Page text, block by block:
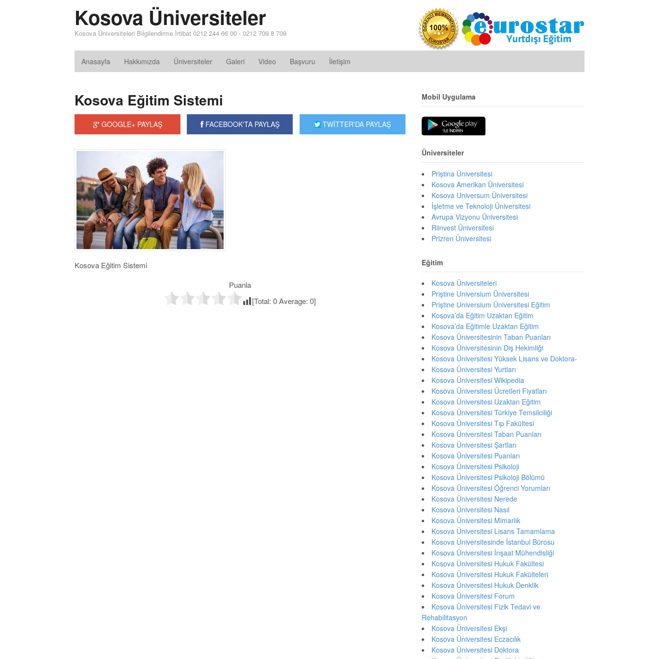
Kosova Üniversiteler
Kosova Üniversiteleri Bilgilendirme İrtibat 0212 244 66 00 - 0212 709 8 709
Anasayfa Hakkımızda Üniversiteler Galeri Video Başvuru İletişim
Kosova Eğitim Sistemi
GOOGLE+ PAYLAŞ FACEBOOK'TA PAYLAŞ TWİTTER'DA PAYLAŞ
Kosova Eğitim Sistemi
Puanla
[Total:0Average:0]
Mobil Uygulama
Üniversiteler
Priştina Üniversitesi
Kosova Amerikan Üniversitesi
Kosova Universum Üniversitesi
İşletme ve Teknoloji Üniversitesi
Avrupa Vizyonu Üniversitesi
Riinvest Üniversitesi
Prizren Üniversitesi
Eğitim
Kosova Üniversiteleri
Priştine Universium Üniversitesi
Priştine Universium Üniversitesi Eğitim
Kosova’da Eğitim Uzaktan Eğitim
Kosova’da Eğitimle Uzaktan Eğitim
Kosova Üniversitesinin Taban Puanları
Kosova Üniversitesinin Diş Hekimliği
Kosova Üniversitesi Yüksek Lisans ve Doktora-
Kosova Üniversitesi Yurtları
Kosova Üniversitesi Wikipedia
Kosova Üniversitesi Ücretleri Fiyatları
Kosova Üniversitesi Uzaktan Eğitim
Kosova Üniversitesi Türkiye Temsilciliği
Kosova Üniversitesi Tıp Fakültesi
Kosova Üniversitesi Taban Puanları
Kosova Üniversitesi Şartları
Kosova Üniversitesi Puanları
Kosova Üniversitesi Psikoloji
Kosova Üniversitesi Psikoloji Bölümü
Kosova Üniversitesi Öğrenci Yorumları
Kosova Üniversitesi Nerede
Kosova Üniversitesi Nasıl
Kosova Üniversitesi Mimarlık
Kosova Üniversitesi Lisans Tamamlama
Kosova Üniversitesinde İstanbul Bürosu
Kosova Üniversitesi İnşaat Mühendisliği
Kosova Üniversitesi Hukuk Fakültesi
Kosova Üniversitesi Hukuk Fakülteleri
Kosova Üniversitesi Hukuk Denklik
Kosova Üniversitesi Forum
Kosova Üniversitesi Fizik Tedavi ve
Rehabilitasyon
Kosova Üniversitesi Ekşi
Kosova Üniversitesi Eczacılık
Kosova Üniversitesi Doktora